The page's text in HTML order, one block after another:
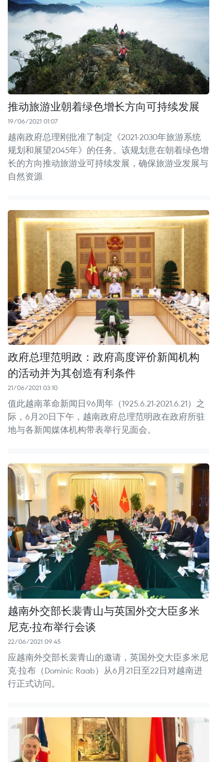
推动旅游业朝着绿色增长方向可持续发展
19/06/2021 01:07
越南政府总理刚批准了制定《2021-2030年旅游系统
规划和展望2045年》的任务。该规划意在朝着绿色增
长的方向推动旅游业可持续发展，确保旅游业发展与
自然资源
政府总理范明政：政府高度评价新闻机构
的活动并为其创造有利条件
21/06/2021 03:10
值此越南革命新闻日96周年（1925.6.21-2021.6.21）之
际，6月20日下午，越南政府总理范明政在政府所驻
地与各新闻媒体机构带表举行见面会。
越南外交部长裴青山与英国外交大臣多米
尼克·拉布举行会谈
22/06/2021 09:45
应越南外交部长裴青山的邀请，英国外交大臣多米尼
克·拉布（Dominic Raab）从6月21日至22日对越南进
行正式访问。